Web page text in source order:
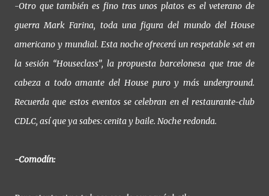
-Otro que también es fino tras unos platos es el veterano de
guerra Mark Farina, toda una figura del mundo del House
americano y mundial. Esta noche ofrecerá un respetable set en
la sesión “Houseclass”, la propuesta barcelonesa que trae de
cabeza a todo amante del House puro y más underground.
Recuerda que estos eventos se celebran en el restaurante-club
CDLC, así que ya sabes: cenita y baile. Noche redonda.
-Comodín: